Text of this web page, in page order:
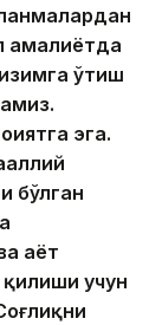
амалиётда
ўтиш
эга.
бўлган
ҳаёт
учун